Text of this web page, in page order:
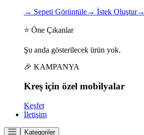
→ Sepeti Görüntüle→ İstek Oluştur→
⭐ Öne Çıkanlar
Şu anda gösterilecek ürün yok.
🎉 KAMPANYA
Kreş için özel mobilyalar
Keşfet
İletişim
Kategoriler